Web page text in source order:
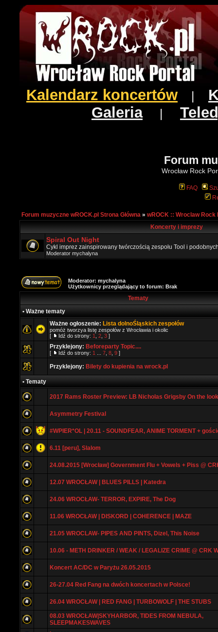
Kalendarz koncertów
Galeria|
Forum
Wrocław Rock
FAQ
Forum muzyczne wROCK.pl Strona Główna » wROCK :: Wroclaw Rock
Koncerty i imprezy
Spiral Out Night
Cykl imprez zainspirowany twórczością zespołu Tool i
Moderator mychalyna
Moderator: mychalyna
Użytkownicy przeglądający to forum: Brak
Tematy
• Ważne tematy
Ważne ogłoszenie: Lista dolnoŚląskich zespołów
pomóż tworzya listę zespołów z Wrocławia i okolic
[
Idź do strony: 1 2 3 ]
Przyklejony: Beforeparty Topic....
[ Idź do strony: 1 7 8 9 ]
Przyklejony: Bilety do kupienia na wrock.pl
• Tematy
2017 Rams Roster Preview: LB Nicholas Grigsby On the
Asymmetry Festival
#WPIER*OL | 20.11 - SOUNDFEAR, ANIME TORMENT +
6.11 [peru], Slalom
24.08.2015 [Wrocław] Government Flu + Vowels + Piss @
12.07 WROCŁAW | BLUES PILLS | Katedra
24.06 WROCŁAW- TERROR, EXPIRE, The Dog
11.06 WROCŁAW | DISKORD | COHERENCE | MAZE
21.05 WROCLAW- PIPES AND PINTS, Dizel, This Noise
10.06 - METH DRINKER / WEAK / LEGALIZE CRIME @ CRK
Koncert AC/DC w Paryżu 26.05.2015
26-27.04 Red Fang na dwóch koncertach w Polsce!
26.04 WROCŁAW | RED FANG | TURBOWOLF | THE STUBS
08.03 WROCŁAW|SKYHARBOR, TIDES FROM NEBULA,
SLEEPMAKESWAVES